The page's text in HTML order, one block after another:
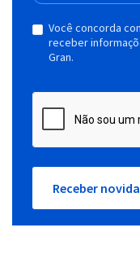
Você concorda
receber
Gran.
Receber